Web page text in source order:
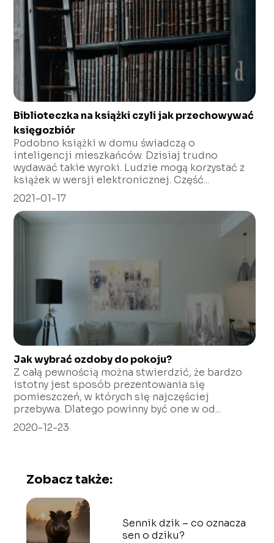
Biblioteczka na książki czyli jak przechowywać
księgozbiór
Podobno książki w domu świadczą o
inteligencji mieszkańców. Dzisiaj trudno
wydawać takie wyroki. Ludzie mogą korzystać z
książek w wersji elektronicznej. Część...
2021-01-17
Jak wybrać ozdoby do pokoju?
Z całą pewnością można stwierdzić, że bardzo
istotny jest sposób prezentowania się
pomieszczeń, w których się najczęściej
przebywa. Dlatego powinny być one w od...
2020-12-23
Zobacz także:
Sennik dzik – co oznacza
sen o dziku?